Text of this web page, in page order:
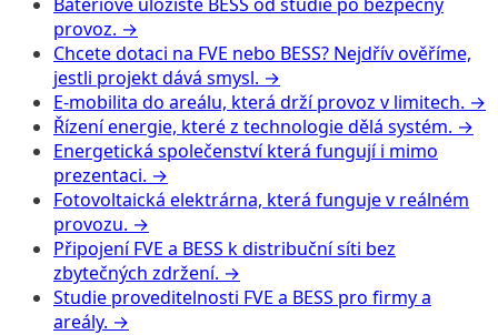
provoz. →
Chcete dotaci na FVE nebo BESS? Nejdřív ověříme,
jestli projekt dává smysl. →
E-mobilita do areálu, která drží provoz v limitech. →
Řízení energie, které z technologie dělá systém. →
Energetická společenství která fungují i mimo
prezentaci. →
Fotovoltaická elektrárna, která funguje v reálném
provozu. →
Připojení FVE a BESS k distribuční síti bez
zbytečných zdržení. →
Studie proveditelnosti FVE a BESS pro firmy a
areály. →